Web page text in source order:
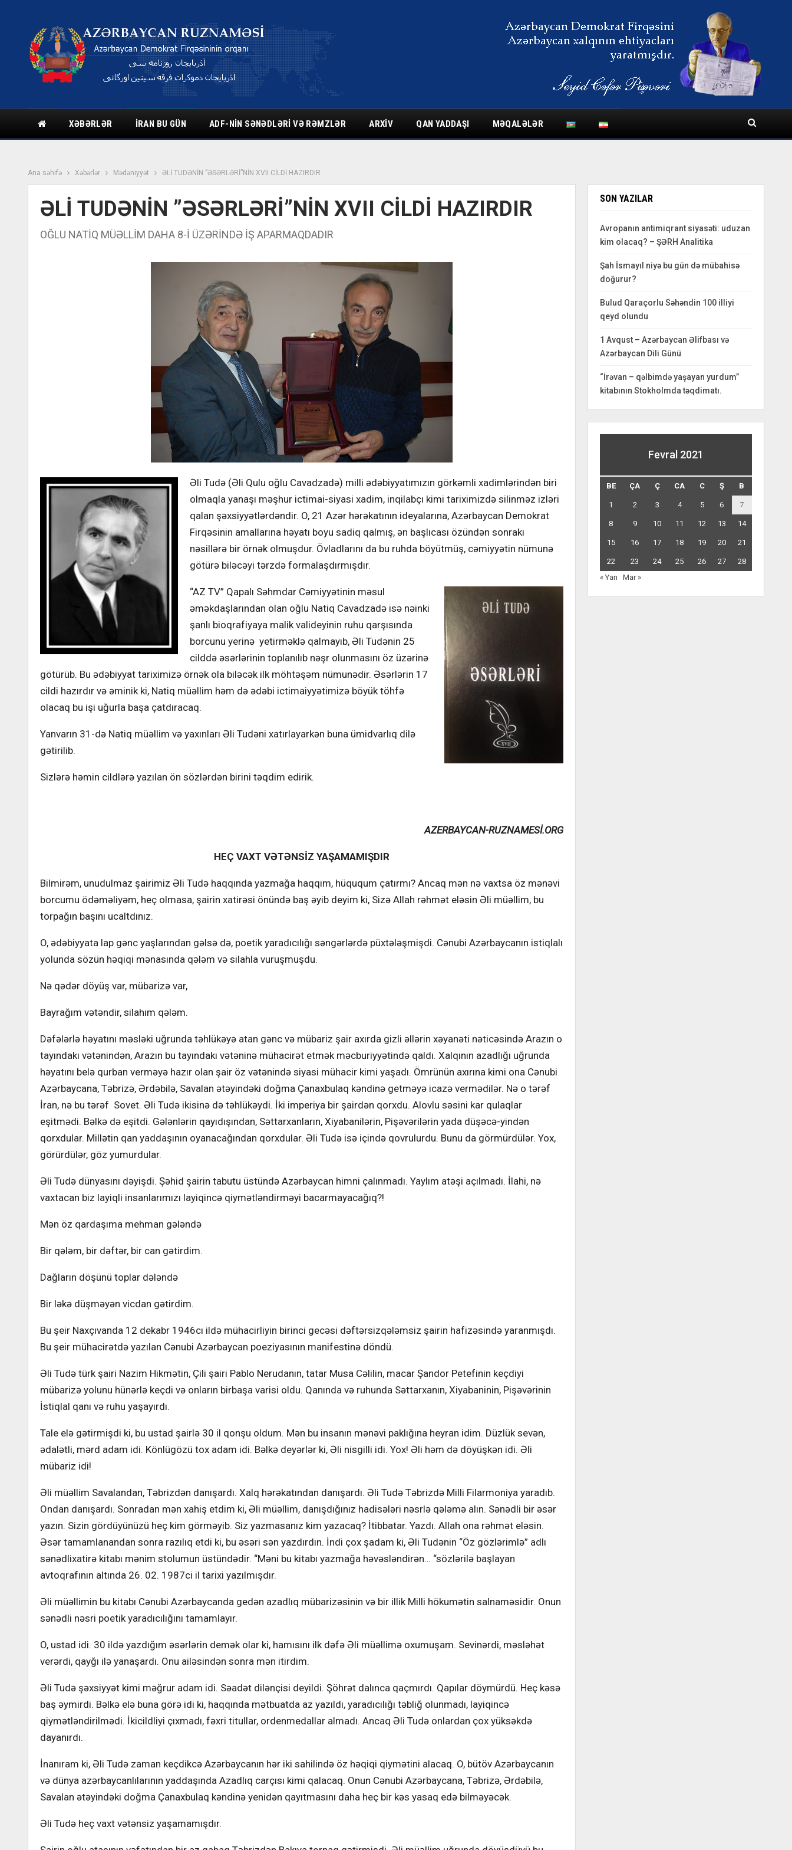
XƏBƏRLƏR İRAN BU GÜN ADF-NIN SƏNƏDLƏRI VƏ RƏMZLƏR ARXIV QAN YADDAŞI MƏQALƏLƏR
Ana səhifə Xəbərlər Mədəniyyət ƏLİ TUDƏNİN ”ƏSƏRLƏRİ”NİN XVII CİLDİ HAZIRDIR
ƏLİ TUDƏNİN ”ƏSƏRLƏRİ”NİN XVII CİLDİ HAZIRDIR
OĞLU NATİQ MÜƏLLİM DAHA 8-İ ÜZƏRİNDƏ İŞ APARMAQDADIR
Əli Tudə (Əli Qulu oğlu Cavadzadə) milli ədəbiyyatımızın görkəmli xadimlərindən biri
olmaqla yanaşı məşhur ictimai-siyasi xadim, inqilabçı kimi tariximizdə silinməz izləri
qalan şəxsiyyətlərdəndir. O, 21 Azər hərəkatının ideyalarına, Azərbaycan Demokrat
Firqəsinin amallarına həyatı boyu sadiq qalmış, ən başlıcası özündən sonrakı
nəsillərə bir örnək olmuşdur. Övladlarını da bu ruhda böyütmüş, cəmiyyətin nümunə
götürə biləcəyi tərzdə formalaşdırmışdır.
“AZ TV” Qapalı Səhmdar Cəmiyyətinin məsul
əməkdaşlarından olan oğlu Natiq Cavadzadə isə nəinki
şanlı bioqrafiyaya malik valideyinin ruhu qarşısında
borcunu yerinə yetirməklə qalmayıb, Əli Tudənin 25
cilddə əsərlərinin toplanılıb nəşr olunmasını öz üzərinə
götürüb. Bu ədəbiyyat tariximizə örnək ola biləcək ilk möhtəşəm nümunədir. Əsərlərin 17
cildi hazırdır və əminik ki, Natiq müəllim həm də ədəbi ictimaiyyətimizə böyük töhfə
olacaq bu işi uğurla başa çatdıracaq.
Yanvarın 31-də Natiq müəllim və yaxınları Əli Tudəni xatırlayarkən buna ümidvarlıq dilə
gətirilib.
Sizlərə həmin cildlərə yazılan ön sözlərdən birini təqdim edirik.
AZERBAYCAN-RUZNAMESİ.ORG
HEÇ VAXT VƏTƏNSİZ YAŞAMAMIŞDIR
Bilmirəm, unudulmaz şairimiz Əli Tudə haqqında yazmağa haqqım, hüququm çatırmı? Ancaq mən nə vaxtsa öz mənəvi
borcumu ödəməliyəm, heç olmasa, şairin xatirəsi önündə baş əyib deyim ki, Sizə Allah rəhmət eləsin Əli müəllim, bu
torpağın başını ucaltdınız.
O, ədəbiyyata lap gənc yaşlarından gəlsə də, poetik yaradıcılığı səngərlərdə püxtələşmişdi. Cənubi Azərbaycanın istiqlalı
yolunda sözün həqiqi mənasında qələm və silahla vuruşmuşdu.
Nə qədər döyüş var, mübarizə var,
Bayrağım vətəndir, silahım qələm.
Dəfələrlə həyatını məsləki uğrunda təhlükəyə atan gənc və mübariz şair axırda gizli əllərin xəyanəti nəticəsində Arazın o
tayındakı vətənindən, Arazın bu tayındakı vətəninə mühacirət etmək məcburiyyətində qaldı. Xalqının azadlığı uğrunda
həyatını belə qurban verməyə hazır olan şair öz vətənində siyasi mühacir kimi yaşadı. Ömrünün axırına kimi ona Cənubi
Azərbaycana, Təbrizə, Ərdəbilə, Savalan ətəyindəki doğma Çanaxbulaq kəndinə getməyə icazə vermədilər. Nə o tərəf
İran, nə bu tərəf Sovet. Əli Tudə ikisinə də təhlükəydi. İki imperiya bir şairdən qorxdu. Alovlu səsini kar qulaqlar
eşitmədi. Bəlkə də eşitdi. Gələnlərin qayıdışından, Səttarxanların, Xiyabanilərin, Pişəvərilərin yada düşəcə-yindən
qorxdular. Millətin qan yaddaşının oyanacağından qorxdular. Əli Tudə isə içində qovrulurdu. Bunu da görmürdülər. Yox,
görürdülər, göz yumurdular.
Əli Tudə dünyasını dəyişdi. Şəhid şairin tabutu üstündə Azərbaycan himni çalınmadı. Yaylım atəşi açılmadı. İlahi, nə
vaxtacan biz layiqli insanlarımızı layiqincə qiymətləndirməyi bacarmayacağıq?!
Mən öz qardaşıma mehman gələndə
Bir qələm, bir dəftər, bir can gətirdim.
Dağların döşünü toplar dələndə
Bir ləkə düşməyən vicdan gətirdim.
Bu şeir Naxçıvanda 12 dekabr 1946cı ildə mühacirliyin birinci gecəsi dəftərsizqələmsiz şairin hafizəsində yaranmışdı.
Bu şeir mühacirətdə yazılan Cənubi Azərbaycan poeziyasının manifestinə döndü.
Əli Tudə türk şairi Nazim Hikmətin, Çili şairi Pablo Nerudanın, tatar Musa Cəlilin, macar Şandor Petefinin keçdiyi
mübarizə yolunu hünərlə keçdi və onların birbaşa varisi oldu. Qanında və ruhunda Səttarxanın, Xiyabaninin, Pişəvərinin
İstiqlal qanı və ruhu yaşayırdı.
Tale elə gətirmişdi ki, bu ustad şairlə 30 il qonşu oldum. Mən bu insanın mənəvi paklığına heyran idim. Düzlük sevən,
ədalətli, mərd adam idi. Könlügözü tox adam idi. Bəlkə deyərlər ki, Əli nisgilli idi. Yox! Əli həm də döyüşkən idi. Əli
mübariz idi!
Əli müəllim Savalandan, Təbrizdən danışardı. Xalq hərəkatından danışardı. Əli Tudə Təbrizdə Milli Filarmoniya yaradıb.
Ondan danışardı. Sonradan mən xahiş etdim ki, Əli müəllim, danışdığınız hadisələri nəsrlə qələmə alın. Sənədli bir əsər
yazın. Sizin gördüyünüzü heç kim görməyib. Siz yazmasanız kim yazacaq? İtibbatar. Yazdı. Allah ona rəhmət eləsin.
Əsər tamamlanandan sonra razılıq etdi ki, bu əsəri sən yazdırdın. İndi çox şadam ki, Əli Tudənin “Öz gözlərimlə” adlı
sənədlixatirə kitabı mənim stolumun üstündədir. “Məni bu kitabı yazmağa həvəsləndirən… “sözlərilə başlayan
avtoqrafının altında 26. 02. 1987ci il tarixi yazılmışdır.
Əli müəllimin bu kitabı Cənubi Azərbaycanda gedən azadlıq mübarizəsinin və bir illik Milli hökumətin salnaməsidir. Onun
sənədli nəsri poetik yaradıcılığını tamamlayır.
O, ustad idi. 30 ildə yazdığım əsərlərin demək olar ki, hamısını ilk dəfə Əli müəllimə oxumuşam. Sevinərdi, məsləhət
verərdi, qayğı ilə yanaşardı. Onu ailəsindən sonra mən itirdim.
Əli Tudə şəxsiyyət kimi məğrur adam idi. Səadət dilənçisi deyildi. Şöhrət dalınca qaçmırdı. Qapılar döymürdü. Heç kəsə
baş əymirdi. Bəlkə elə buna görə idi ki, haqqında mətbuatda az yazıldı, yaradıcılığı təbliğ olunmadı, layiqincə
qiymətləndirilmədi. İkicildliyi çıxmadı, fəxri titullar, ordenmedallar almadı. Ancaq Əli Tudə onlardan çox yüksəkdə
dayanırdı.
İnanıram ki, Əli Tudə zaman keçdikcə Azərbaycanın hər iki sahilində öz həqiqi qiymətini alacaq. O, bütöv Azərbaycanın
və dünya azərbaycanlılarının yaddaşında Azadlıq carçısı kimi qalacaq. Onun Cənubi Azərbaycana, Təbrizə, Ərdəbilə,
Savalan ətəyindəki doğma Çanaxbulaq kəndinə yenidən qayıtmasını daha heç bir kəs yasaq edə bilməyəcək.
Əli Tudə heç vaxt vətənsiz yaşamamışdır.
SON YAZILAR
Avropanın antimiqrant siyasəti: uduzan
kim olacaq? – ŞƏRH Analitika
Şah İsmayıl niyə bu gün də mübahisə
doğurur?
Bulud Qaraçorlu Səhəndin 100 illiyi
qeyd olundu
1 Avqust – Azərbaycan Əlifbası və
Azərbaycan Dili Günü
“İrəvan – qəlbimdə yaşayan yurdum”
kitabının Stokholmda təqdimatı.
Fevral 2021
BE ÇA Ç CA C Ş B
1 2 3 4 5 6 7
8 9 10 11 12 13 14
15 16 17 18 19 20 21
22 23 24 25 26 27
28
« Yan
Mar »